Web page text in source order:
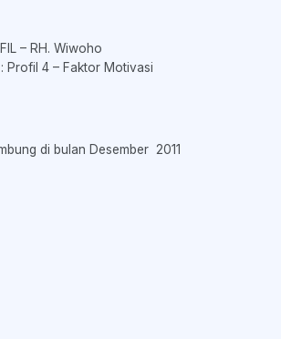
– RH. Wiwoho
Profil 4 – Faktor Motivasi
di bulan Desember 2011